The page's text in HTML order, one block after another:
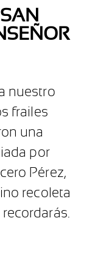
nuestro
frailes
una
por
Pérez,
recoleta